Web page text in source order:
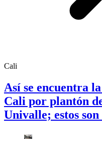
Cali
Así se encuentra
Cali por plantón
Univalle; estos son